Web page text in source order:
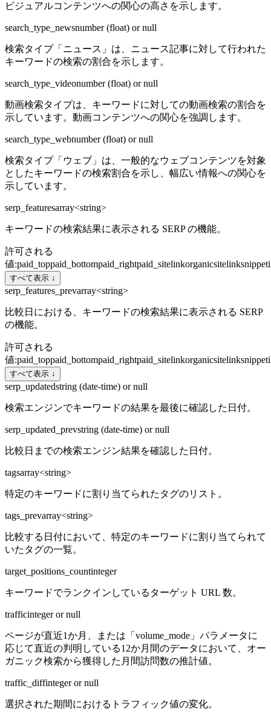
ビジュアルコンテンツへの関心の高さを示します。
search_type_newsnumber (float) or null
検索タイプ「ニュース」は、ニュース記事に対して行われた
キーワードの検索の割合を示します。
search_type_videonumber (float) or null
動画検索タイプは、キーワードに対しての動画検索の割合を
示しています。動画コンテンツへの関心を強調します。
search_type_webnumber (float) or null
検索タイプ「ウェブ」は、一般的なウェブコンテンツを対象
としたキーワードの検索割合を示し、幅広い情報への関心を
示しています。
serp_featuresarray<string>
キーワードの検索結果に表示される SERP の機能。
許可される
値:paid_toppaid_bottompaid_rightpaid_sitelinkorganicsitelinksnippet
すべて表示 ↓
serp_features_prevarray<string>
比較日における、キーワードの検索結果に表示される SERP
の機能。
許可される
値:paid_toppaid_bottompaid_rightpaid_sitelinkorganicsitelinksnippet
すべて表示 ↓
serp_updatedstring (date-time) or null
検索エンジンでキーワードの結果を最後に確認した日付。
serp_updated_prevstring (date-time) or null
比較日までの検索エンジン結果を確認した日付。
tagsarray<string>
特定のキーワードに割り当てられたタグのリスト。
tags_prevarray<string>
比較する日付において、特定のキーワードに割り当てられて
いたタグの一覧。
target_positions_countinteger
キーワードでランクインしているターゲット URL 数。
trafficinteger or null
ページが直近1か月、または「volume_mode」パラメータに
応じて直近の判明している12か月間のデータにおいて、オー
ガニック検索から獲得した月間訪問数の推計値。
traffic_diffinteger or null
選択された期間におけるトラフィック値の変化。